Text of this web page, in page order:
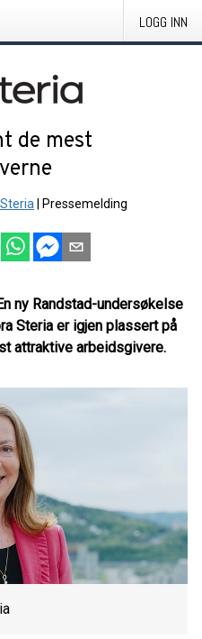
LOGG INN
de mest
Pressemelding
ny Randstad-undersøkelse
Steria er igjen plassert på
attraktive arbeidsgivere.